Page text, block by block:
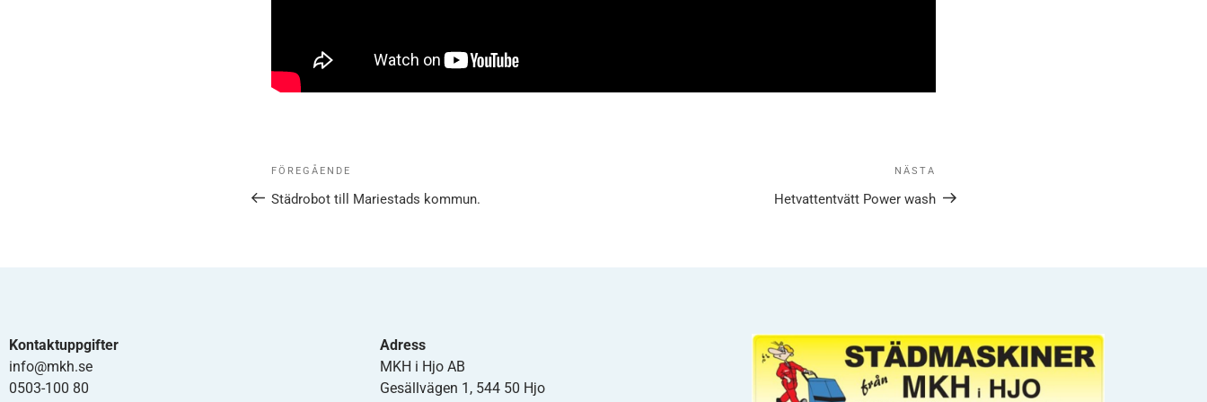
FÖREGÅENDE
Städrobot till Mariestads kommun.
NÄSTA
Hetvattentvätt Power wash
Kontaktuppgifter
info@mkh.se
0503-100 80
Adress
MKH i Hjo AB
Gesällvägen 1, 544 50 Hjo